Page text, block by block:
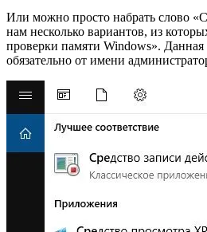
Или можно просто набрать слово
нам несколько вариантов, из
проверки памяти Windows». Данная
обязательно от имени